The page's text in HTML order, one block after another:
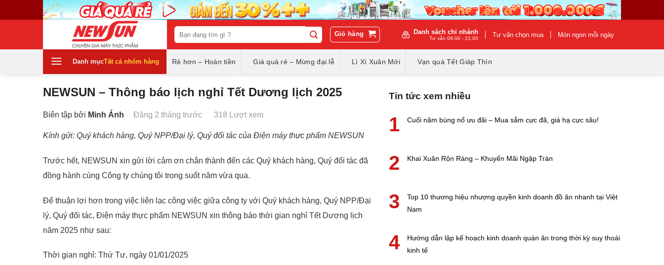
to
Tìm
kiếm:
Giỏ hàng Danh sách chi nhánh
Tư vấn 08:00 - 21:00 Tư vấn chọn mua Món ngon mỗi ngày
Tất cả nhóm hàng
Danh mục Rẻ hơn – Hoàn tiền Giá quá rẻ – Mừng đại lễ Lì Xì Xuân Mới Vạn quà Tết Giáp Thìn
NEWSUN – Thông báo lịch nghỉ Tết Dương lịch 2025
Biên tập bởi Minh Ánh Đăng 2 tháng trước 318 Lượt xem
Kính gửi: Quý khách hàng, Quý NPP/Đại lý, Quý đối tác của Điện máy thực phẩm NEWSUN
Trước hết, NEWSUN xin gửi lời cảm ơn chân thành đến các Quý khách hàng, Quý đối tác đã
đồng hành cùng Công ty chúng tôi trong suốt năm vừa qua.
Để thuận lợi hơn trong việc liên lạc công việc giữa công ty với Quý khách hàng, Quý NPP/Đại
lý, Quý đối tác, Điện máy thực phẩm NEWSUN xin thông báo thời gian nghỉ Tết Dương lịch
năm 2025 như sau:
Thời gian nghỉ: Thứ Tư, ngày 01/01/2025
Tin tức xem nhiều
1 Cuối năm bùng nổ ưu đãi – Mua sắm cực đã, giá hạ cực sâu!
2 Khai Xuân Rộn Ràng – Khuyến Mãi Ngập Tràn
3
Top 10 thương hiệu nhượng quyền kinh doanh đồ ăn nhanh tại Việt
Nam
4
Hướng dẫn lập kế hoạch kinh doanh quán ăn trong thời kỳ suy thoái
kinh tế